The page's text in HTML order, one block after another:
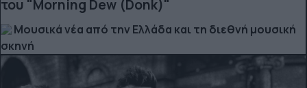
του "Morning Dew (Donk)"
Μουσικά νέα από την Ελλάδα και τη διεθνή μουσική
σκηνή